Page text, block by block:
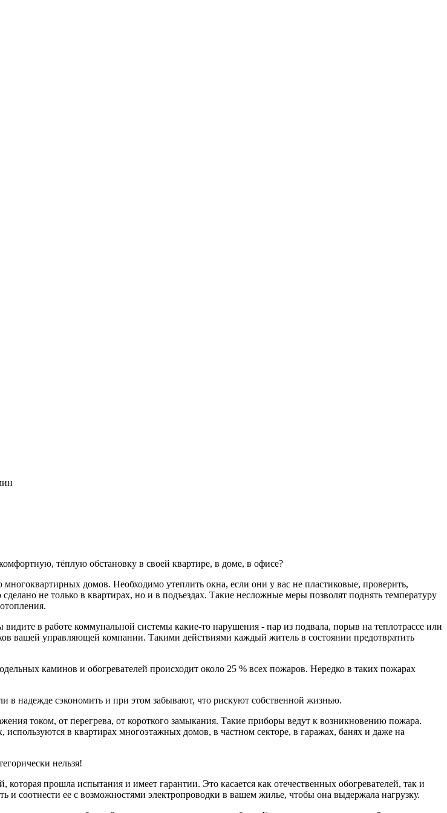
тёплую обстановку в своей квартире, в доме, в офисе?
домов. Необходимо утеплить окна, если они у вас не пластиковые, проверить,
не только в квартирах, но и в подъездах. Такие несложные меры позволят поднять температуру
в работе коммунальной системы какие-то нарушения - пар из подвала, порыв на теплотрассе или
вашей управляющей компании. Такими действиями каждый житель в состоянии предотвратить
каминов и обогревателей происходит около 25 % всех пожаров. Нередко в таких пожарах
в надежде сэкономить и при этом забывают, что рискуют собственной жизнью.
током, от перегрева, от короткого замыкания. Такие приборы ведут к возникновению пожара.
в квартирах многоэтажных домов, в частном секторе, в гаражах, банях и даже на
нельзя!
прошла испытания и имеет гарантии. Это касается как отечественных обогревателей, так и
соотнести ее с возможностями электропроводки в вашем жилье, чтобы она выдержала нагрузку.